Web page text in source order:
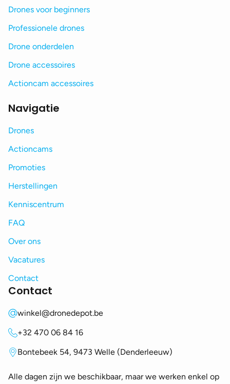
Drones voor beginners
Professionele drones
Drone onderdelen
Drone accessoires
Actioncam accessoires
Navigatie
Drones
Actioncams
Promoties
Herstellingen
Kenniscentrum
FAQ
Over ons
Vacatures
Contact
Contact
winkel@dronedepot.be
+32 470 06 84 16
Bontebeek 54, 9473 Welle (Denderleeuw)
Alle dagen zijn we beschikbaar, maar we werken enkel op